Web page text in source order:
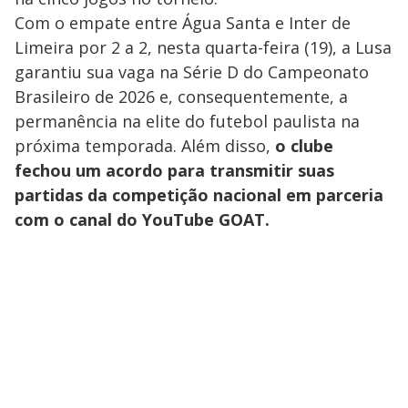
Com o empate entre Água Santa e Inter de
Limeira por 2 a 2, nesta quarta-feira (19), a Lusa
garantiu sua vaga na Série D do Campeonato
Brasileiro de 2026 e, consequentemente, a
permanência na elite do futebol paulista na
próxima temporada. Além disso, o clube
fechou um acordo para transmitir suas
partidas da competição nacional em parceria
com o canal do YouTube GOAT.